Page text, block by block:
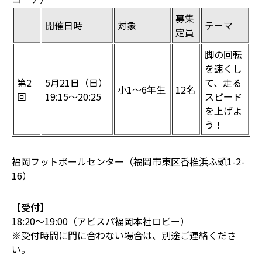
開催日時
対象
募集
定員
テーマ
第2
回
5月21日（日）
19:15〜20:25
小1～6年生 12名
脚の回転
を速くし
て、走る
スピード
を上げよ
う！
福岡フットボールセンター（福岡市東区香椎浜ふ頭1-2-
16）
【受付】
18:20〜19:00（アビスパ福岡本社ロビー）
※受付時間に間に合わない場合は、別途ご連絡くださ
い。